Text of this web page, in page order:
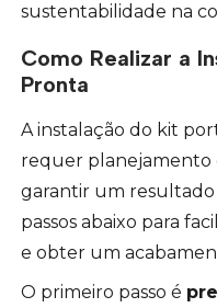
sustentabilidade na
Como Realizar a
Pronta
A instalação do kit
requer planejamento
garantir um resultado
passos abaixo para
e obter um
O primeiro passo é